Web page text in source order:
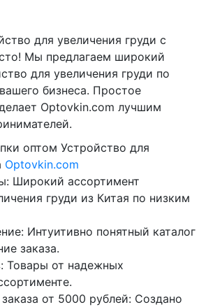
для увеличения груди с
Мы предлагаем широкий
для увеличения груди по
бизнеса. Простое
Optovkin.com лучшим
оптом Устройство для
Optovkin.com
Широкий ассортимент
груди из Китая по низким
Интуитивно понятный каталог
заказа.
Товары от надежных
от 5000 рублей: Создано